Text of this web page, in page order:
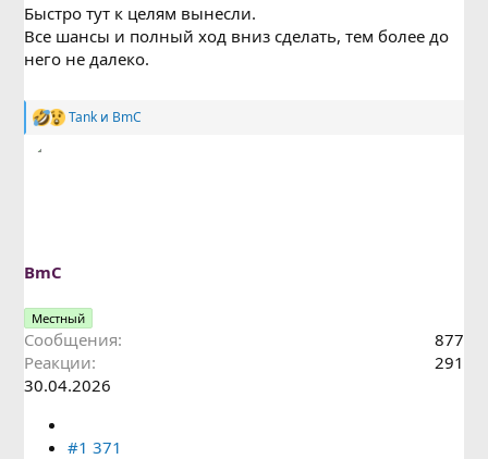
Быстро тут к целям вынесли.
Все шансы и полный ход вниз сделать, тем более до
него не далеко.
Р
а
Tank и BmC
BmC
Местный
Сообщения
877
Реакции
291
30.04.2026
#1 371